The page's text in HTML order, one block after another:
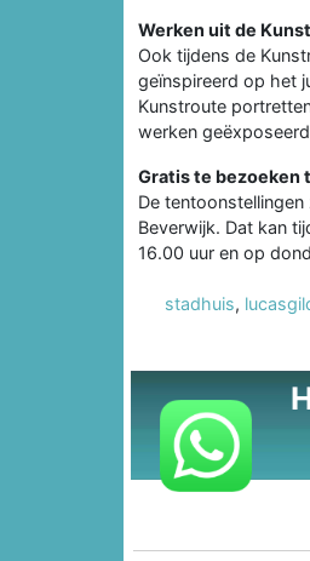
Werken uit de
Ook tijdens de
geïnspireerd op het
Kunstroute
werken
Gratis te bezoeken
De
Beverwijk. Dat kan
16.00 uur en op
stadhuis,